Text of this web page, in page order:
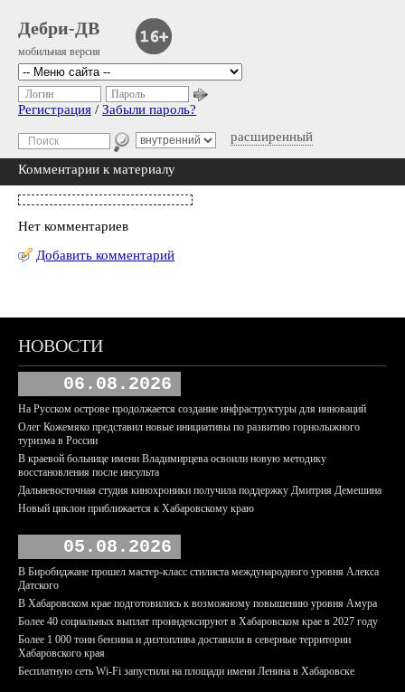
Дебри-ДВ
мобильная версия
расширенный
Логин Пароль
Регистрация / Забыли пароль?
Комментарии к материалу
Нет комментариев
Добавить комментарий
НОВОСТИ
06.08.2026
На Русском острове продолжается создание инфраструктуры для инноваций
Олег Кожемяко представил новые инициативы по развитию горнолыжного
туризма в России
В краевой больнице имени Владимирцева освоили новую методику
восстановления после инсульта
Дальневосточная студия кинохроники получила поддержку Дмитрия Демешина
Новый циклон приближается к Хабаровскому краю
05.08.2026
В Биробиджане прошел мастер-класс стилиста международного уровня Алекса
Датского
В Хабаровском крае подготовились к возможному повышению уровня Амура
Более 40 социальных выплат проиндексируют в Хабаровском крае в 2027 году
Более 1 000 тонн бензина и дизтоплива доставили в северные территории
Хабаровского края
Бесплатную сеть Wi-Fi запустили на площади имени Ленина в Хабаровске